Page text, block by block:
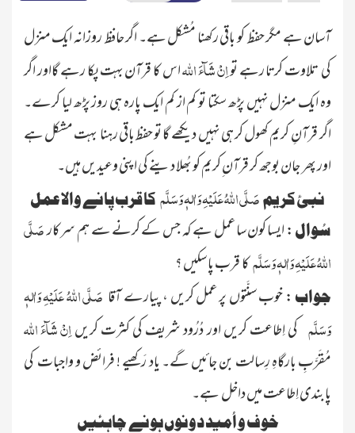
آسان ہے مگر حفظ کو باقی رکھنا مُشکل ہے۔ اگر حافظ روزانہ ایک منزل
کی تلاوت کرتا رہے تواِنْ شَآءَاللّٰہاس کا قرآن بہت پکا رہے گااور اگر
وہ ایک منزل نہیں پڑھ سکتا تو کم از کم ایک پارہ ہی روز پڑھ لیا کرے۔
اگر قرآنِ کریم کھول کر ہی نہیں دیکھے گا تو حفظ باقی رہنا بہت مشکل ہے
اور پھر جان بوجھ کر قرآن ِکریم کو بُھلا دینے کی اپنی وعیدیں ہیں۔
نبیٔ کریمصَلَّی اللّٰہُ عَلَیْہِ وَاٰلہٖ وَسَلَّم کا قرب پانے والا عمل
سُوال : ایسا کون سا عمل ہے کہ جس کے کرنے سے ہم سرکارصَلَّی
اللّٰہُ عَلَیْہِ وَاٰلہٖ وَسَلَّمکا قرب پا سکیں ؟
جواب : خوب سنَّتوں پر عمل کریں ، پیارے آقا صَلَّی اللّٰہُ عَلَیْہِ وَاٰلہٖ
وَسَلَّم کی اِطاعت کریں اور دُرُود شریف کی کثرت کریںاِنْ شَآءَاللّٰہ
مُقَرَّبِ بارگاہِ رِسالت بن جائیں گے۔ یاد رَکھیے ! فرائض و واجبات کی
پابندی اِطاعت میں داخل ہے۔
خوف و اُمید دونوں ہونے چاہئیں